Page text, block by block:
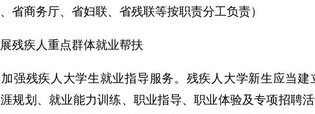
省商务厅、省妇联、省残联等按职责分工负责）
残疾人重点群体就业帮扶
加强残疾人大学生就业指导服务。 残疾人大学新生应当建
规划、就业能力训练、职业指导、职业体验及专项招聘